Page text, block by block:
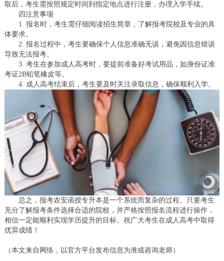
取后，考生需按照规定时间到指定地点进行注册，办理入学手续。
四注意事项
1. 报名时，考生需仔细阅读招生简章，了解报考院校及专业的具
体要求。
2. 报名过程中，考生要确保个人信息准确无误，避免因信息错误
导致无法报考。
3. 考生在参加成人高考时，要提前准备好考试用品，如身份证准
考证2B铅笔橡皮等。
4. 成人高考结束后，考生要及时关注录取信息，确保顺利入学。
总之，报考农安函授专升本是一个系统而复杂的过程。只要考生
充分了解报考条件选择合适的院校，并严格按照报名流程进行操作，
相信一定能顺利实现学历提升的目标。祝广大考生在成人高考中取得
优异成绩！
（本文来自网络，以官方平台发布信息为准或咨询老师）